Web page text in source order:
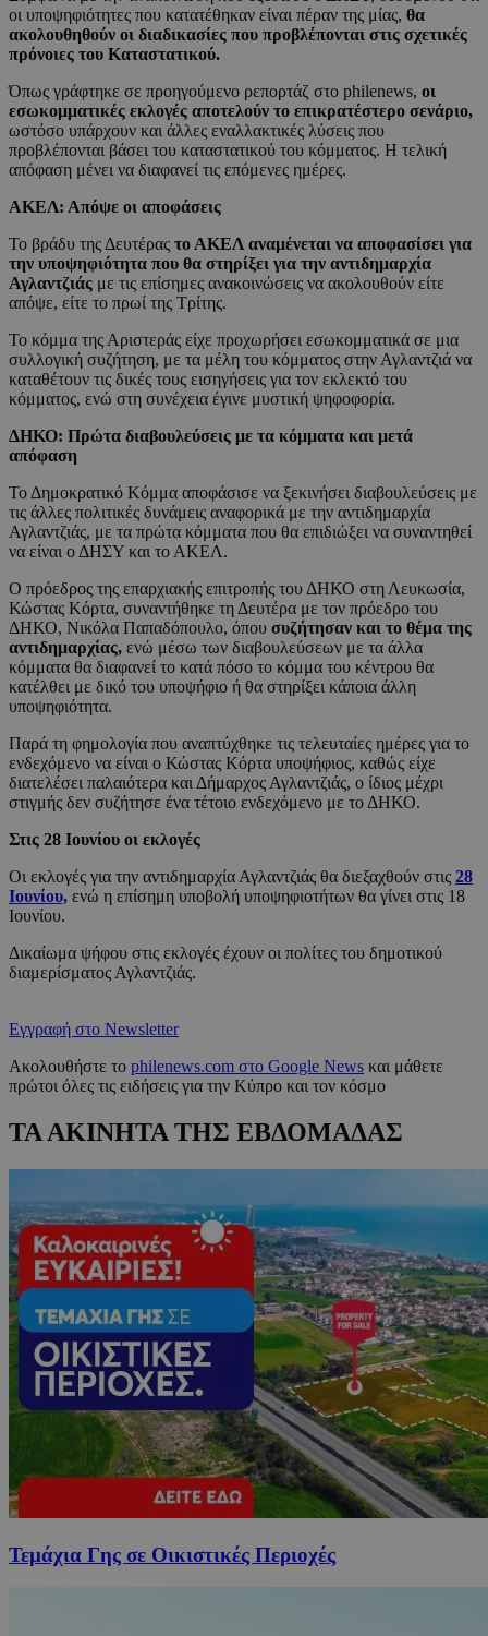
οι υποψηφιότητες που κατατέθηκαν είναι πέραν της μίας, θα
ακολουθηθούν οι διαδικασίες που προβλέπονται στις σχετικές
πρόνοιες του Καταστατικού.
Όπως γράφτηκε σε προηγούμενο ρεπορτάζ στο philenews, οι
εσωκομματικές εκλογές αποτελούν το επικρατέστερο σενάριο,
ωστόσο υπάρχουν και άλλες εναλλακτικές λύσεις που
προβλέπονται βάσει του καταστατικού του κόμματος. Η τελική
απόφαση μένει να διαφανεί τις επόμενες ημέρες.
ΑΚΕΛ: Απόψε οι αποφάσεις
Το βράδυ της Δευτέρας το ΑΚΕΛ αναμένεται να αποφασίσει για
την υποψηφιότητα που θα στηρίξει για την αντιδημαρχία
Αγλαντζιάς με τις επίσημες ανακοινώσεις να ακολουθούν είτε
απόψε, είτε το πρωί της Τρίτης.
Το κόμμα της Αριστεράς είχε προχωρήσει εσωκομματικά σε μια
συλλογική συζήτηση, με τα μέλη του κόμματος στην Αγλαντζιά να
καταθέτουν τις δικές τους εισηγήσεις για τον εκλεκτό του
κόμματος, ενώ στη συνέχεια έγινε μυστική ψηφοφορία.
ΔΗΚΟ: Πρώτα διαβουλεύσεις με τα κόμματα και μετά
απόφαση
Το Δημοκρατικό Κόμμα αποφάσισε να ξεκινήσει διαβουλεύσεις με
τις άλλες πολιτικές δυνάμεις αναφορικά με την αντιδημαρχία
Αγλαντζιάς, με τα πρώτα κόμματα που θα επιδιώξει να συναντηθεί
να είναι ο ΔΗΣΥ και το ΑΚΕΛ.
Ο πρόεδρος της επαρχιακής επιτροπής του ΔΗΚΟ στη Λευκωσία,
Κώστας Κόρτα, συναντήθηκε τη Δευτέρα με τον πρόεδρο του
ΔΗΚΟ, Νικόλα Παπαδόπουλο, όπου συζήτησαν και το θέμα της
αντιδημαρχίας, ενώ μέσω των διαβουλεύσεων με τα άλλα
κόμματα θα διαφανεί το κατά πόσο το κόμμα του κέντρου θα
κατέλθει με δικό του υποψήφιο ή θα στηρίξει κάποια άλλη
υποψηφιότητα.
Παρά τη φημολογία που αναπτύχθηκε τις τελευταίες ημέρες για το
ενδεχόμενο να είναι ο Κώστας Κόρτα υποψήφιος, καθώς είχε
διατελέσει παλαιότερα και Δήμαρχος Αγλαντζιάς, ο ίδιος μέχρι
στιγμής δεν συζήτησε ένα τέτοιο ενδεχόμενο με το ΔΗΚΟ.
Στις 28 Ιουνίου οι εκλογές
Οι εκλογές για την αντιδημαρχία Αγλαντζιάς θα διεξαχθούν στις 28
Ιουνίου, ενώ η επίσημη υποβολή υποψηφιοτήτων θα γίνει στις 18
Ιουνίου.
Δικαίωμα ψήφου στις εκλογές έχουν οι πολίτες του δημοτικού
διαμερίσματος Αγλαντζιάς.
Εγγραφή στο Newsletter
Ακολουθήστε το philenews.com στο Google News και μάθετε
πρώτοι όλες τις ειδήσεις για την Κύπρο και τον κόσμο
ΤΑ ΑΚΙΝΗΤΑ ΤΗΣ ΕΒΔΟΜΑΔΑΣ
Τεμάχια Γης σε Οικιστικές Περιοχές